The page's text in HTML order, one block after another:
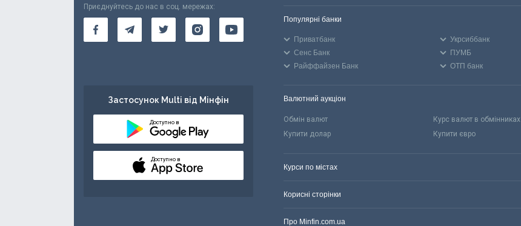
Приєднуйтесь до нас в соц. мережах:
Застосунок Multi від Мінфін
Доступно в
Доступно в
Популярні банки
Приватбанк Укрсиббанк
Сенс Банк
ПУМБ
Райффайзен Банк
ОТП банк
Валютний аукціон
Обмін валют Курс валют в обмінниках
Купити долар
Купити євро
Курси по містах
Корисні сторінки
Про Minfin.com.ua